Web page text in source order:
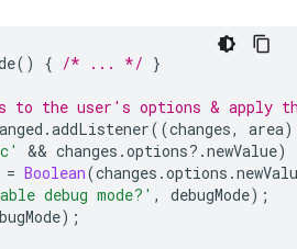
() { /* ... */ }
to the user's options & apply
.addListener((changes, area)
&& changes .options? .newValue)
= Boolean(changes .options .
debug mode?' , debugMode);
);